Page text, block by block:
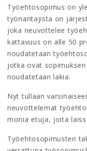
Työehtosopimus on
työnantajista on
joka neuvottelee
kattavuus on alle 50
noudatetaan
jotka ovat
noudatetaan lakia.
Nyt tullaan
neuvottelemat
monia etuja, joita
Työehtosopimusten